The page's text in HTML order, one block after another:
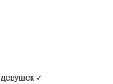
девушек ✓